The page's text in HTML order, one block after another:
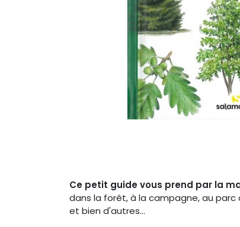
Ce petit guide vous prend par la
dans la forêt, à la campagne, au
et bien d'autres...